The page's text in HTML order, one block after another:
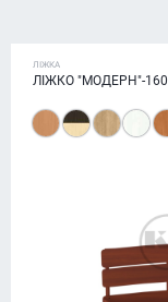
ЛІЖКА
ЛІЖКО "МОДЕРН"-160